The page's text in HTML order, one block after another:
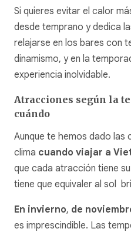
Si quieres evitar el calor
desde temprano y dedica
relajarse en los bares con
dinamismo, y en la
experiencia inolvidable.
Atracciones según la
cuándo
Aunque te hemos dado las
clima cuando viajar a
que cada atracción tiene
tiene que equivaler al sol
En invierno, de
es imprescindible. Las